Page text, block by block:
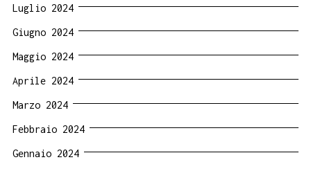
Luglio 2024
Giugno 2024
Maggio 2024
Aprile 2024
Marzo 2024
Febbraio 2024
Gennaio 2024